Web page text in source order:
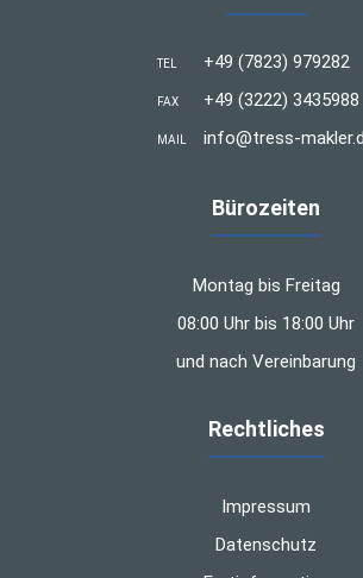
TEL +49 (7823) 979282
FAX +49 (3222) 3435988
MAIL info@tress-
Bürozeiten
Montag bis Freitag
08:00 Uhr bis 18:00 Uhr
und nach Vereinbarung
Rechtliches
Impressum
Datenschutz